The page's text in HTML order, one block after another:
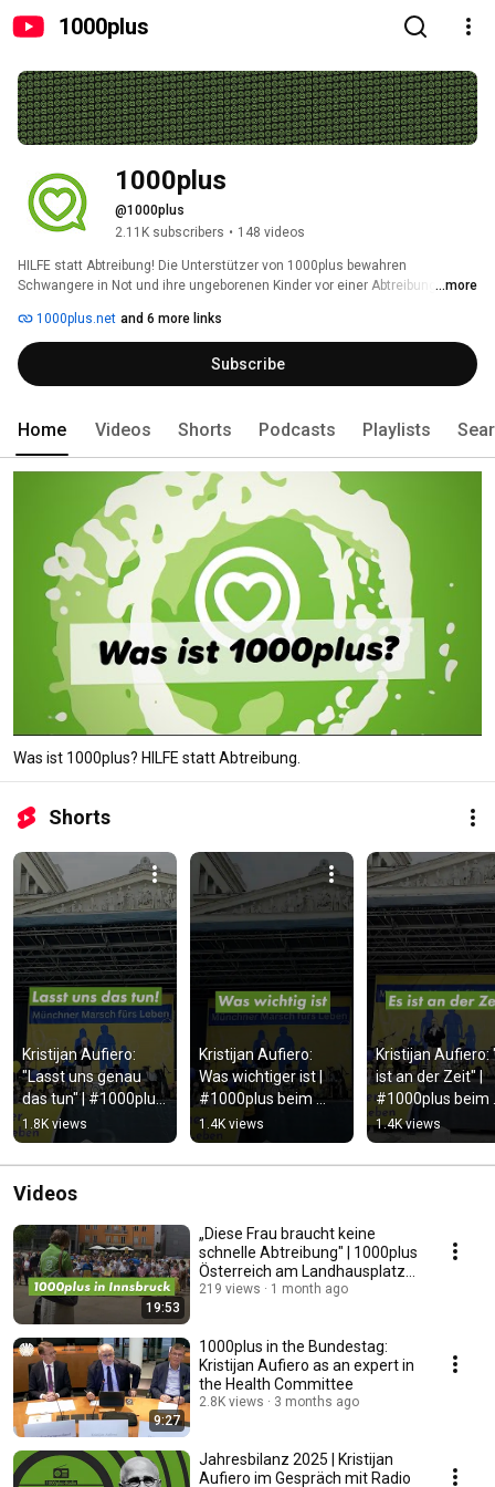
1000plus
1000plus
@1000plus
2.11K subscribers • 148 videos
HILFE statt Abtreibung! Die Unterstützer von 1000plus bewahren
Schwangere in Not und ihre ungeborenen Kinder vor einer Abtreibung –
International (profemina.org)
...more
1000plus.net and 6 more links
Subscribe
Home Videos Shorts Podcasts Playlists
Was ist 1000plus? HILFE statt Abtreibung.
Shorts
Kristijan Aufiero:
"Lasst uns genau
das tun" | #1000plus
beim
#marschfuersleben
#münchen
1.8K views
Kristijan Aufiero:
Was wichtiger ist |
#1000plus beim
#marschfuersleben
#münchen |
#kulturdeslebens
1.4K views
Kristijan Aufiero:
ist an der Zeit" |
#1000plus beim
#münchen
1.4K views
Videos
19:53
„Diese Frau braucht keine
schnelle Abtreibung" | 1000plus
Österreich am Landhausplatz
Innsbruck
219 views 1 month ago
9:27
1000plus in the Bundestag:
Kristijan Aufiero as an expert in
the Health Committee
2.8K views 3 months ago
Jahresbilanz 2025 | Kristijan
Aufiero im Gespräch mit Radio